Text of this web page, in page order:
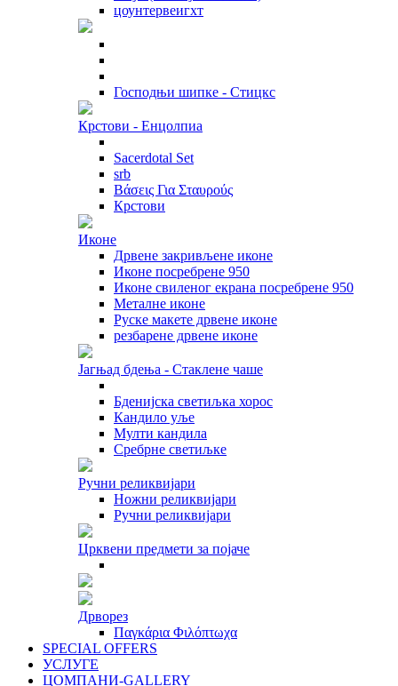
цоунтервеигхт
Господњи шипке - Стицкс
Крстови - Енцолпиа
Sacerdotal Set
srb
Βάσεις Για Σταυρούς
Крстови
Иконе
Дрвене закривљене иконе
Иконе посребрене 950
Иконе свиленог екрана посребрене 950
Металне иконе
Руске макете дрвене иконе
резбарене дрвене иконе
Јагњад бдења - Стаклене чаше
Бденијска светиљка хорос
Кандило уље
Мулти кандила
Сребрне светиљке
Ручни реликвијари
Ножни реликвијари
Ручни реликвијари
Црквени предмети за појаче
Дрворез
Παγκάρια Φιλόπτωχα
SPECIAL OFFERS
УСЛУГЕ
ЦОМПАНИ-GALLERY